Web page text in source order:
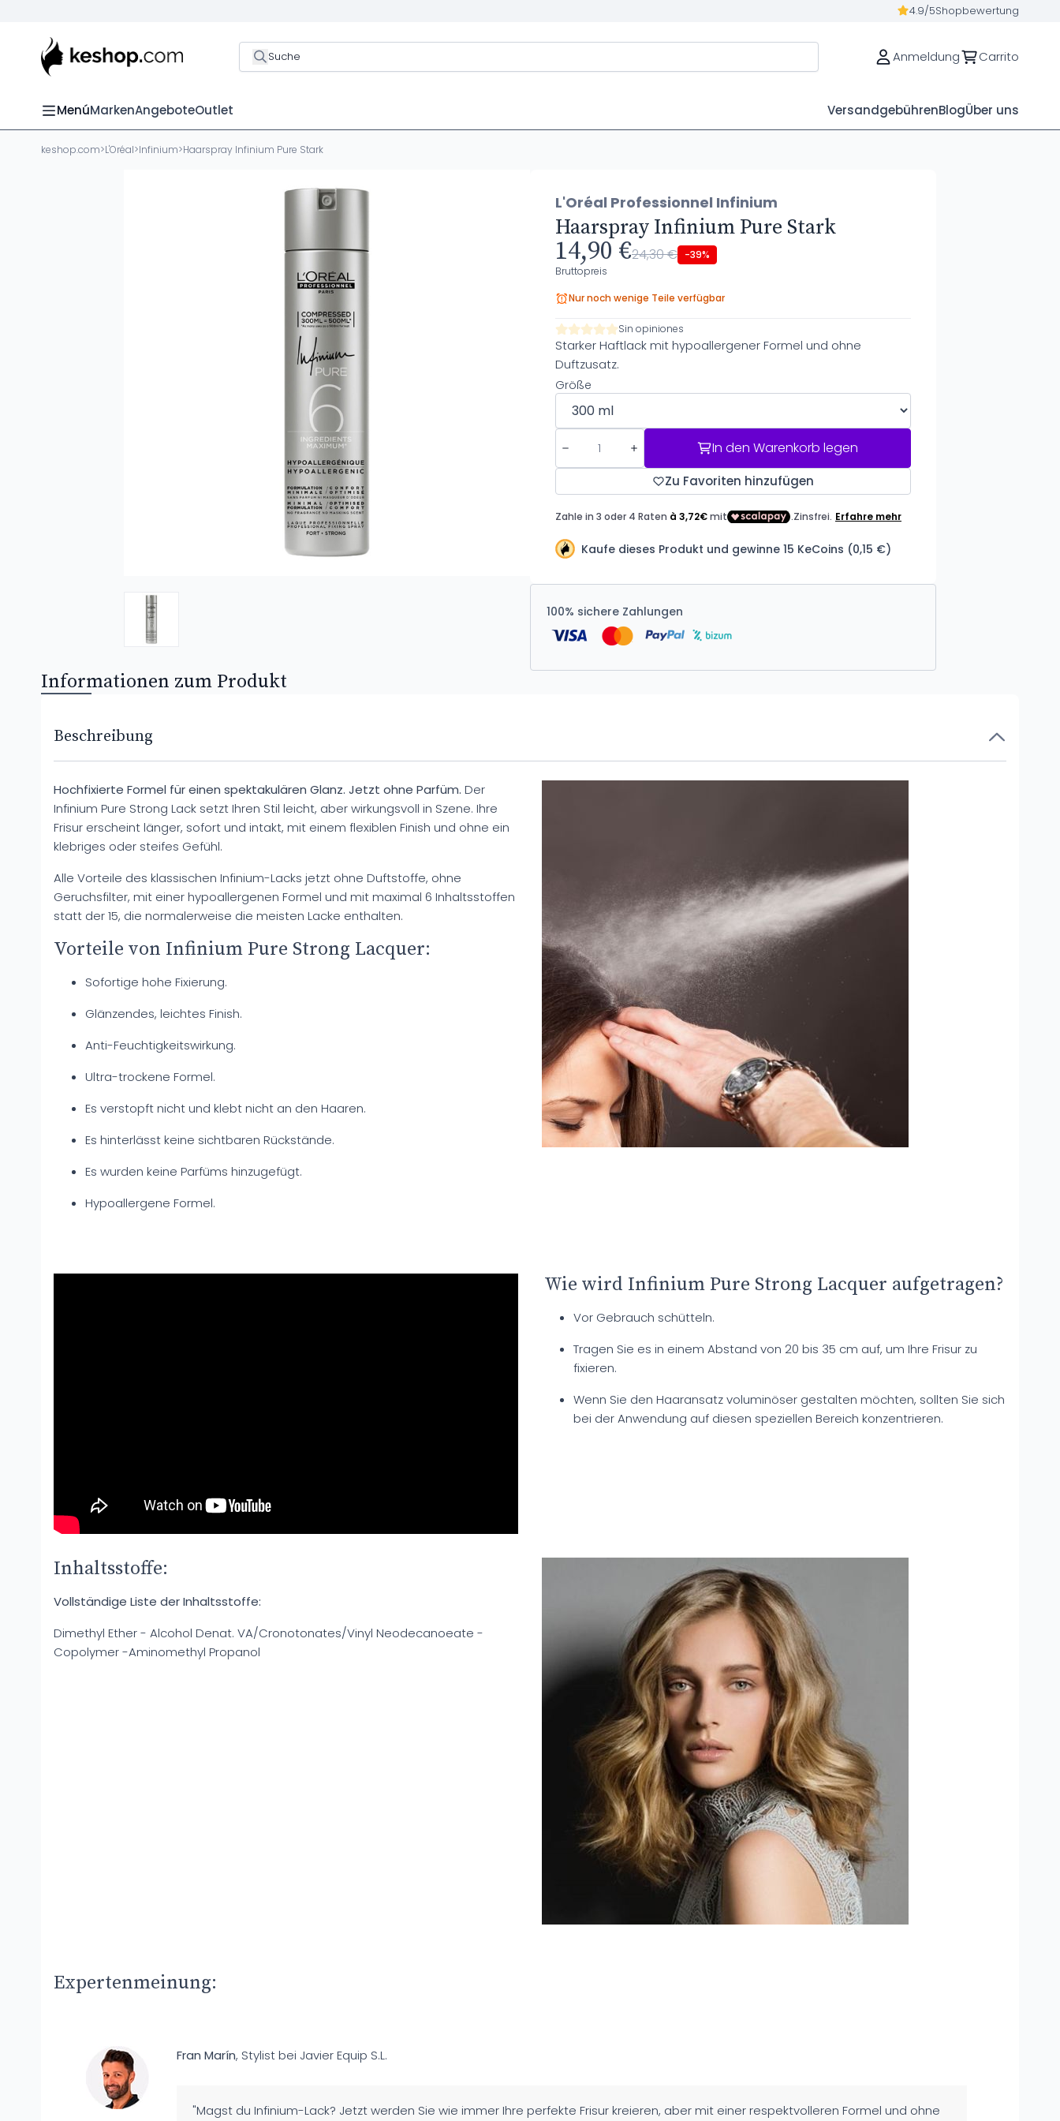
4.9/5Shopbewertung
Suche Anmeldung Carrito
MenúMarkenAngeboteOutlet VersandgebührenBlogÜber uns
keshop.com>L'Oréal>Infinium>Haarspray Infinium Pure Stark
L'Oréal Professionnel Infinium
Haarspray Infinium Pure Stark
14,90 €24,30 € -39%
Bruttopreis
Nur noch wenige Teile verfügbar
Sin opiniones
Starker Haftlack mit hypoallergener Formel und ohne
Duftzusatz.
Größe
In den Warenkorb legen
Zu Favoriten hinzufügen
Kaufe dieses Produkt und gewinne 15 KeCoins (0,15 €)
100% sichere Zahlungen
Informationen zum Produkt
Beschreibung
Hochfixierte Formel für einen spektakulären Glanz. Jetzt ohne Parfüm. Der
Infinium Pure Strong Lack setzt Ihren Stil leicht, aber wirkungsvoll in Szene. Ihre
Frisur erscheint länger, sofort und intakt, mit einem flexiblen Finish und ohne ein
klebriges oder steifes Gefühl.
Alle Vorteile des klassischen Infinium-Lacks jetzt ohne Duftstoffe, ohne
Geruchsfilter, mit einer hypoallergenen Formel und mit maximal 6 Inhaltsstoffen
statt der 15, die normalerweise die meisten Lacke enthalten.
Vorteile von Infinium Pure Strong Lacquer:
Sofortige hohe Fixierung.
Glänzendes, leichtes Finish.
Anti-Feuchtigkeitswirkung.
Ultra-trockene Formel.
Es verstopft nicht und klebt nicht an den Haaren.
Es hinterlässt keine sichtbaren Rückstände.
Es wurden keine Parfüms hinzugefügt.
Hypoallergene Formel.
Wie wird Infinium Pure Strong Lacquer aufgetragen?
Vor Gebrauch schütteln.
Tragen Sie es in einem Abstand von 20 bis 35 cm auf, um Ihre Frisur zu
fixieren.
Wenn Sie den Haaransatz voluminöser gestalten möchten, sollten Sie sich
bei der Anwendung auf diesen speziellen Bereich konzentrieren.
Inhaltsstoffe:
Vollständige Liste der Inhaltsstoffe:
Dimethyl Ether - Alcohol Denat. VA/Cronotonates/Vinyl Neodecanoeate -
Copolymer -Aminomethyl Propanol
Expertenmeinung:
Fran Marín, Stylist bei Javier Equip S.L.
"Magst du Infinium-Lack? Jetzt werden Sie wie immer Ihre perfekte Frisur kreieren, aber mit einer respektvolleren Formel und ohne